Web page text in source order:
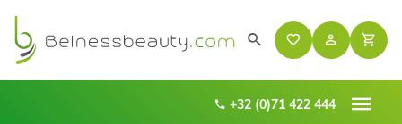
+32 (0)71 422 444